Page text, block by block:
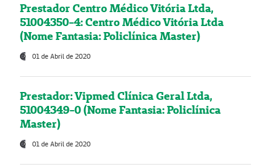
Prestador Centro Médico Vitória Ltda,
51004350-4: Centro Médico Vitória Ltda
(Nome Fantasia: Policlínica Master)
01 de Abril de 2020
Prestador: Vipmed Clínica Geral Ltda,
51004349-0 (Nome Fantasia: Policlínica
Master)
01 de Abril de 2020